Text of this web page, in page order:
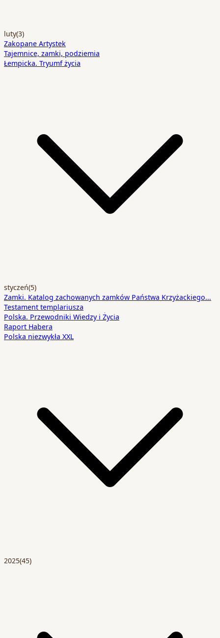
luty(3)
Zakopane Artystek
Tajemnice, zamki, podziemia
Łempicka. Tryumf życia
styczeń(5)
Zamki. Katalog zachowanych zamków Państwa Krzyżackiego…
Testament templariusza
Polska. Przewodniki Wiedzy i Życia
Raport Habera
Polska niezwykła XXL
2025(45)